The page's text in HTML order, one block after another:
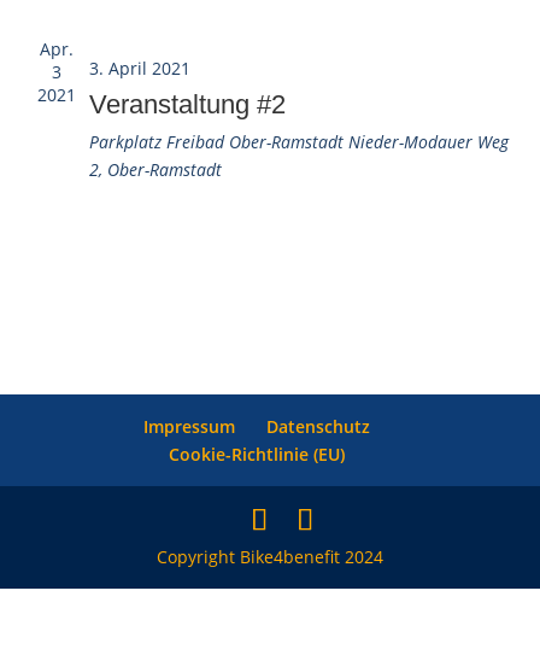
Apr.
3
2021
3. April 2021
Veranstaltung #2
Parkplatz Freibad Ober-Ramstadt Nieder-Modauer Weg
2, Ober-Ramstadt
Impressum
Datenschutz
Cookie-Richtlinie (EU)
Copyright Bike4benefit 2024